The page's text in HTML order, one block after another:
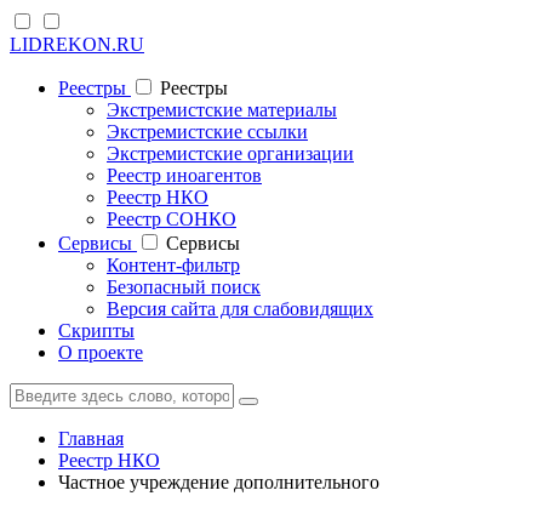
LIDREKON.RU
Реестры
Реестры
Экстремистские материалы
Экстремистские ссылки
Экстремистские организации
Реестр иноагентов
Реестр НКО
Реестр СОНКО
Cервисы
Cервисы
Контент-фильтр
Безопасный поиск
Версия сайта для слабовидящих
Скрипты
О проекте
Главная
Реестр НКО
Частное учреждение дополнительного